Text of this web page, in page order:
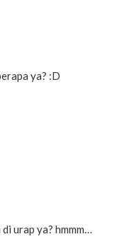
ya? :D
urap ya? hmmm…